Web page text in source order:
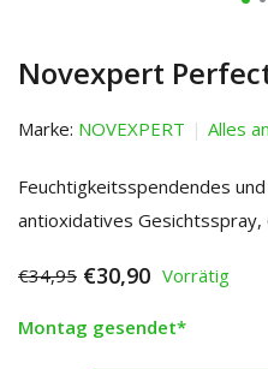
Novexpert
Marke: NOVEXPERT Alles
Feuchtigkeitsspendendes
antioxidatives Gesichtsspray,
€34,95 €30,90 Vorrätig
Montag gesendet*